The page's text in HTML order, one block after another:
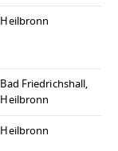
Heilbronn
Bad Friedrichshall,
Heilbronn
Heilbronn